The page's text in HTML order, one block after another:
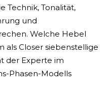
Technik, Tonalität,
und
Welche Hebel
als Closer siebenstellige
der Experte im
Phasen-Modells